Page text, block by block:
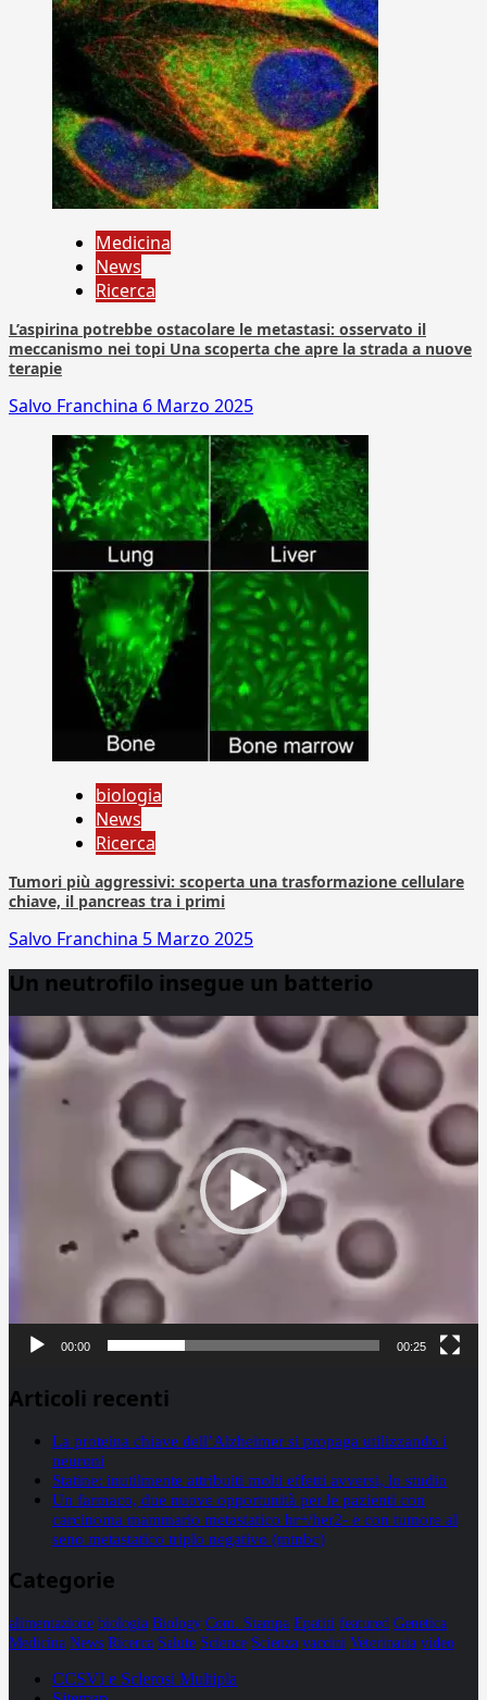
Medicina
News
Ricerca
L’aspirina potrebbe ostacolare le metastasi: osservato il
meccanismo nei topi Una scoperta che apre la strada a nuove
terapie
Salvo Franchina 6 Marzo 2025
biologia
News
Ricerca
Tumori più aggressivi: scoperta una trasformazione cellulare
chiave, il pancreas tra i primi
Salvo Franchina 5 Marzo 2025
Un neutrofilo insegue un batterio
Player
00:00 00:25
Articoli recenti
La proteina chiave dell’Alzheimer si propaga utilizzando i
neuroni
Statine: inutilmente attribuiti molti effetti avversi, lo studio
Un farmaco, due nuove opportunità per le pazienti con
carcinoma mammario metastatico hr+/her2- e con tumore al
seno metastatico triplo negativo (mtnbc)
Categorie
alimentazione biologia Biology Com. Stampa Epatiti featured Genetica
Medicina News Ricerca Salute Science Scienza vaccini Veterinaria video
CCSVI e Sclerosi Multipla